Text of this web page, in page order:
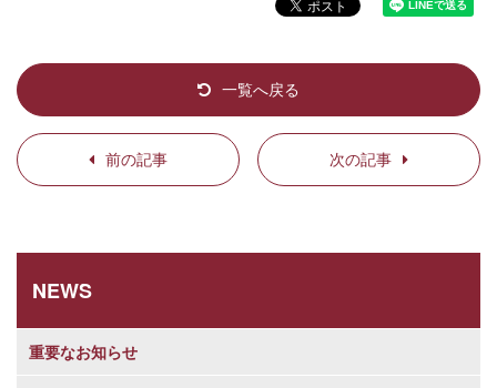
前の記事
一覧へ戻る
次の記事
NEWS
重要なお知らせ